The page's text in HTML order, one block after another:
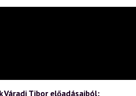
Váradi Tibor előadásaiból: